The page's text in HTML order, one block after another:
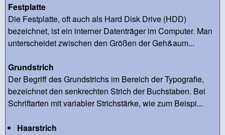
Festplatte
Die Festplatte, oft auch als Hard Disk Drive (HDD)
bezeichnet, ist ein interner Datenträger im Computer. Man
unterscheidet zwischen den Größen der Geh&aum...
Grundstrich
Der Begriff des Grundstrichs im Bereich der Typografie,
bezeichnet den senkrechten Strich der Buchstaben. Bei
Schriftarten mit variabler Strichstärke, wie zum Beispi...
Haarstrich